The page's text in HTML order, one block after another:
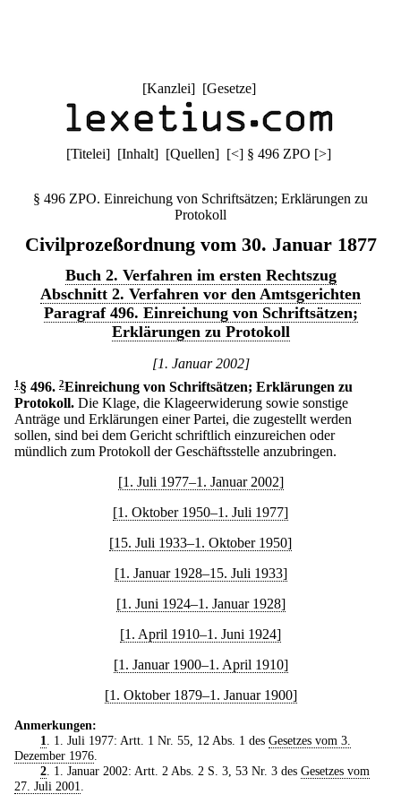
[Kanzlei] [Gesetze]
[Titelei] [Inhalt] [Quellen] [<] § 496 ZPO [>]
§ 496 ZPO. Einreichung von Schriftsätzen; Erklärungen zu
Protokoll
Civilprozeßordnung vom 30. Januar 1877
Buch 2. Verfahren im ersten Rechtszug
Abschnitt 2. Verfahren vor den Amtsgerichten
Paragraf 496. Einreichung von Schriftsätzen;
Erklärungen zu Protokoll
[1. Januar 2002]
1 § 496. 2Einreichung von Schriftsätzen; Erklärungen zu
Protokoll. Die Klage, die Klageerwiderung sowie sonstige
Anträge und Erklärungen einer Partei, die zugestellt werden
sollen, sind bei dem Gericht schriftlich einzureichen oder
mündlich zum Protokoll der Geschäftsstelle anzubringen.
[1. Juli 1977–1. Januar 2002]
[1. Oktober 1950–1. Juli 1977]
[15. Juli 1933–1. Oktober 1950]
[1. Januar 1928–15. Juli 1933]
[1. Juni 1924–1. Januar 1928]
[1. April 1910–1. Juni 1924]
[1. Januar 1900–1. April 1910]
[1. Oktober 1879–1. Januar 1900]
Anmerkungen:
1
. 1. Juli 1977: Artt. 1 Nr. 55, 12 Abs. 1 des Gesetzes vom 3.
Dezember 1976
2. 1. Januar 2002: Artt. 2 Abs. 2 S. 3, 53 Nr. 3 des Gesetzes vom
27. Juli 2001